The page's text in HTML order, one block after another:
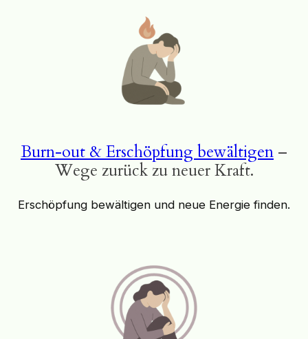
Burn-out & Erschöpfung bewältigen –
Wege zurück zu neuer Kraft.
Erschöpfung bewältigen und neue Energie finden.